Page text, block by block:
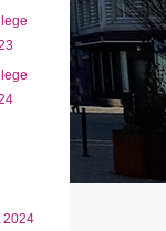
2024